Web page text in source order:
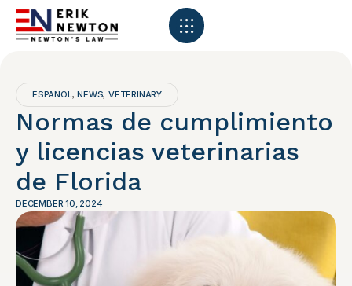
ESPANOL,NEWS,VETERINARY
Normas de cumplimiento
y licencias veterinarias
de Florida
DECEMBER 10, 2024